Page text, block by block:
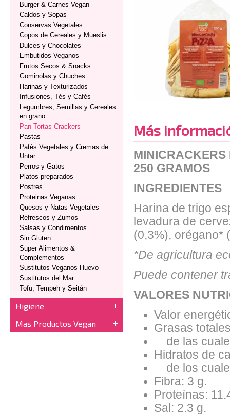
Burger & Carnes Vegan
Caldos y Sopas
Conservas Vegetales
Copos de Cereales y Mueslis
Dulces y Chocolates
Embutidos Veganos
Frutos Secos & Snacks
Gominolas y Chuches
Harinas y Texturizados
Infusiones, Tés y Cafés
Legumbres, Semillas y Cereales
en grano
Pan Tortas Crackers
Pastas
Patés Vegetales y Cremas de
Untar
Perros y Gatos
Platos preparados
Postres
Proteinas Veganas
Quesos y Natas Vegetales
Refrescos y Zumos
Salsas y Condimentos
Sin Gluten
Super Alimentos &
Complementos
Sustitutos Veganos Huevo
Sustitutos del Mar
Tofu, Tempeh y Seitán
Higiene
Mas Productos Vegan
Más
MINICRACKERS
250 GRAMOS
INGREDIENTES
Harina de trigo
levadura de
(0,3%), orégano*
*De agricultura
Puede contener
VALORES
Valor
Grasas
de las
Hidratos de
de los
Fibra: 3 g.
Proteínas:
Sal: 2.3 g.